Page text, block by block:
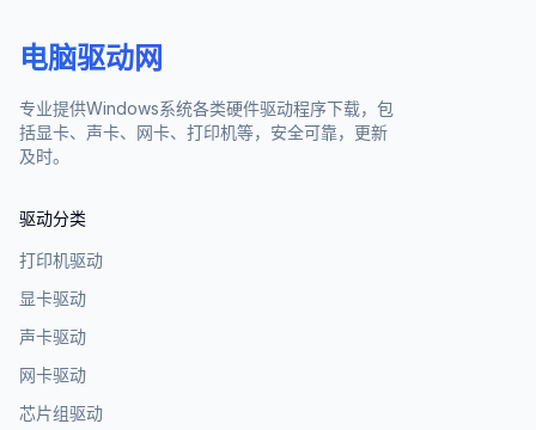
电脑驱动网
专业提供Windows系统各类硬件驱动程序下载，包
括显卡、声卡、网卡、打印机等，安全可靠，更新
及时。
驱动分类
打印机驱动
显卡驱动
声卡驱动
网卡驱动
芯片组驱动